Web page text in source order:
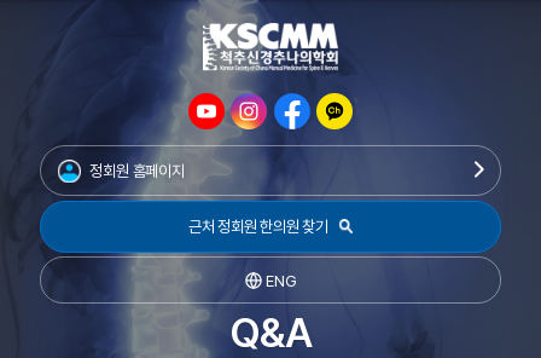
정회원 홈페이지
근처 정회원 한의원 찾기
ENG
Q&A